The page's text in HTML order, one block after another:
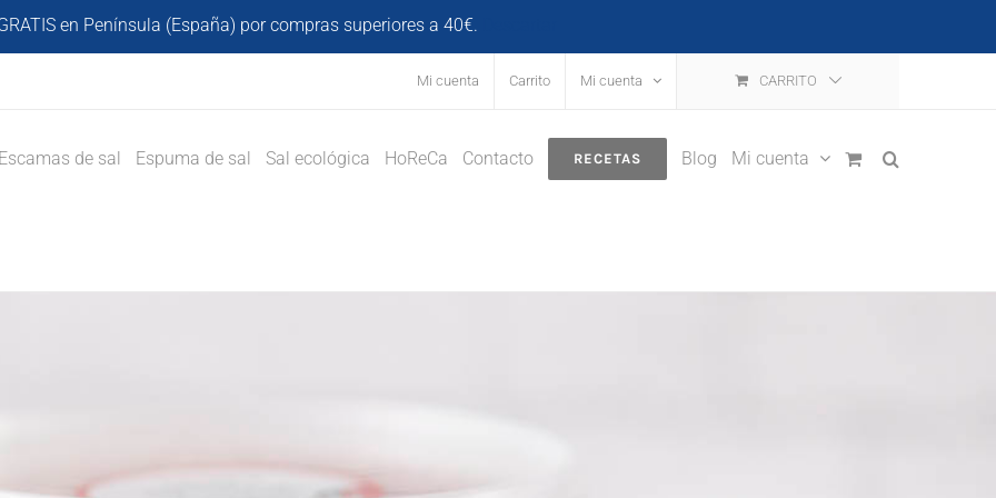
en Península (España) por compras superiores a 40€.
Mi cuenta Carrito Mi cuenta CARRITO
Escamas de sal Espuma de sal Sal ecológica HoReCa Contacto RECETAS Blog Mi cuenta